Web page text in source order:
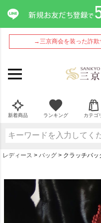
→三京商会を装った詐
新着商品 ランキング カテゴ
レディース バッグ クラッチバッ